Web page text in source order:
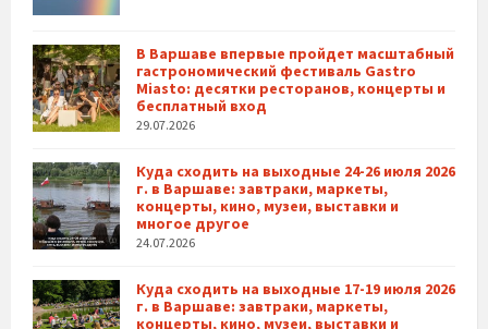
В Варшаве впервые пройдет масштабный
гастрономический фестиваль Gastro
Miasto: десятки ресторанов, концерты и
бесплатный вход
29.07.2026
Куда сходить на выходные 24-26 июля 2026
г. в Варшаве: завтраки, маркеты,
концерты, кино, музеи, выставки и
многое другое
24.07.2026
Куда сходить на выходные 17-19 июля 2026
г. в Варшаве: завтраки, маркеты,
концерты, кино, музеи, выставки и